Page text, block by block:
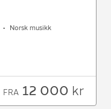
Norsk musikk
FRA 12 000 kr